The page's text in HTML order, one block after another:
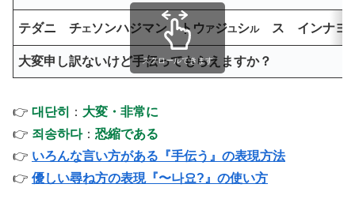
テダニ チエソンハジマン トウアジユシルス インナヨ
大変申し訳ないけど手伝ってもらえますか？
スクロールできます
👉 대단히 ： 大変・非常に
👉 죄송하다： 恐縮である
👉 いろんな言い方がある『手伝う』の表現方法
👉 優しい尋ね方の表現『〜나요?』の使い方